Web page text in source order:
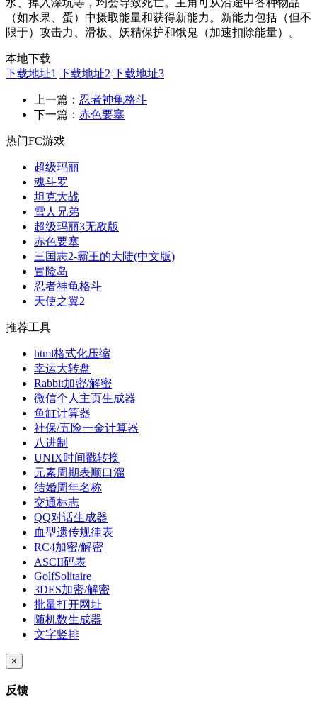
（如水果、蛋）中摄取能量和获得新能力。新能力包括（但不
限于）攻击力、滑板、妖精保护和饿鬼（加速扣除能量）。
本地下载
下载地址1 下载地址2 下载地址3
上一篇： 忍者神龟格斗
下一篇： 赤色要塞
热门FC游戏
超级玛丽
魂斗罗
坦克大战
雪人兄弟
超级玛丽3无敌版
赤色要塞
三国志2-霸王的大陆(中文版)
冒险岛
忍者神龟格斗
天使之翼2
推荐工具
html格式化压缩
幸运大转盘
Rabbit加密/解密
微信个人主页生成器
鱼缸计算器
社保/五险一金计算器
八进制
UNIX时间戳转换
元素周期表顺口溜
结婚周年名称
交通标志
QQ对话生成器
血型遗传规律表
RC4加密/解密
ASCII码表
GolfSolitaire
3DES加密/解密
批量打开网址
随机数生成器
文字竖排
×
反馈